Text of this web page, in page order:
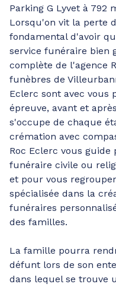
Parking G Lyvet à 792
Lorsqu'on vit la perte
fondamental d'avoir
service funéraire bien
complète de l'agence
funèbres de
Eclerc sont avec vous
épreuve, avant et
s'occupe de chaque
crémation avec
Roc Eclerc vous
funéraire civile ou
et pour vous
spécialisée dans la
funéraires
des familles.
La famille pourra
défunt lors de son
dans lequel se trouve